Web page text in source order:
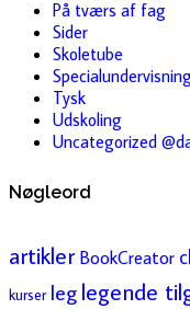
På tværs af fag
Sider
Skoletube
Tysk
Udskoling
Uncategorized
Nøgleord
artikler BookCreator
kurser leg legende